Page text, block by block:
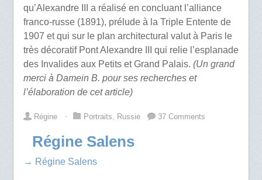
qu’Alexandre III a réalisé en concluant l’alliance
franco-russe (1891), prélude à la Triple Entente de
1907 et qui sur le plan architectural valut à Paris le
très décoratif Pont Alexandre III qui relie l’esplanade
des Invalides aux Petits et Grand Palais. (Un grand
merci à Damein B. pour ses recherches et
l’élaboration de cet article)
Régine ⋅ Portraits, Russie 37 Comments
Régine Salens
→ Régine Salens